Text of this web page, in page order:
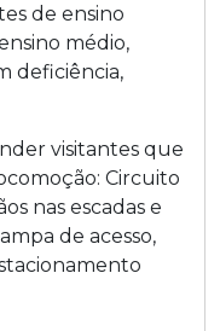
de ensino
médio,
deficiência,
visitantes que
Circuito
nas escadas e
de acesso,